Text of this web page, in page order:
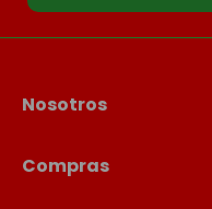
Nosotros
Compras